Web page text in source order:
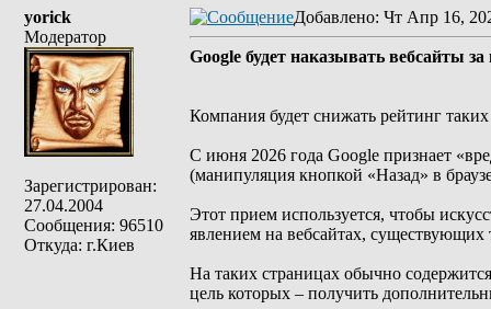
yorick
Модератор
Зарегистрирован:
27.04.2004
Сообщения: 96510
Откуда: г.Киев
Добавлено: Чт Апр 16,
Google будет наказывать вебсайты
Компания будет снижать рейтинг
С июня 2026 года Google признает
(манипуляция кнопкой «Назад» в
Этот прием используется, чтобы
явлением на вебсайтах, существующих
На таких страницах обычно
цель которых – получить